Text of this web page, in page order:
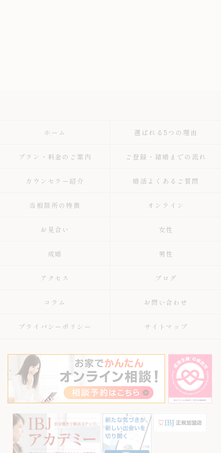
ホーム 選ばれる5つの理由
プラン・料金のご案内 ご登録・結婚までの流れ
カウンセラー紹介 婚活よくあるご質問
当相談所の特徴 オンライン
お見合い 女性
成婚 男性
アクセス ブログ
コラム お問い合わせ
プライバシーポリシー サイトマップ